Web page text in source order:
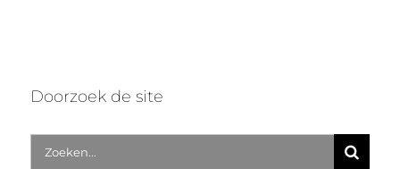
Doorzoek de site
Zoek